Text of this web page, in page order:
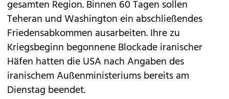
gesamten Region. Binnen 60 Tagen sollen
Teheran und Washington ein abschließendes
Friedensabkommen ausarbeiten. Ihre zu
Kriegsbeginn begonnene Blockade iranischer
Häfen hatten die USA nach Angaben des
iranischem Außenministeriums bereits am
Dienstag beendet.